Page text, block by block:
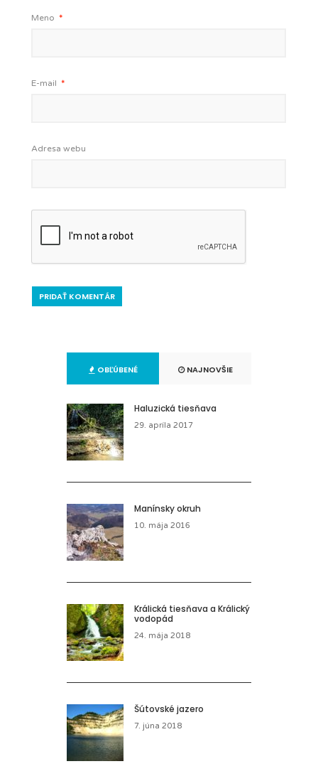
Meno *
E-mail *
Adresa webu
OBĽÚBENÉ NAJNOVŠIE
Haluzická tiesňava
29. apríla 2017
Manínsky okruh
10. mája 2016
Králická tiesňava a Králický
vodopád
24. mája 2018
Šútovské jazero
7. júna 2018